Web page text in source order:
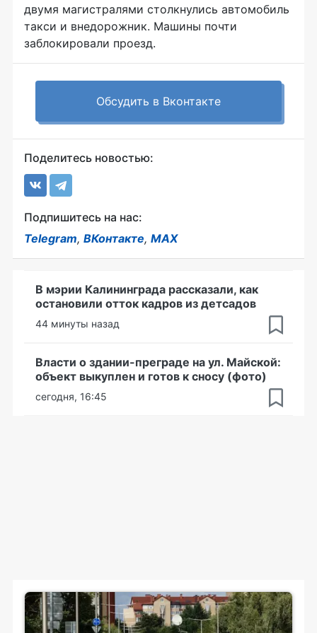
двумя магистралями столкнулись автомобиль
такси и внедорожник. Машины почти
заблокировали проезд.
Обсудить в Вконтакте
Поделитесь новостью:
Подпишитесь на нас:
Telegram, ВКонтакте, MAX
В мэрии Калининграда рассказали, как
остановили отток кадров из детсадов
44 минуты назад
Власти о здании-преграде на ул. Майской:
объект выкуплен и готов к сносу (фото)
сегодня, 16:45